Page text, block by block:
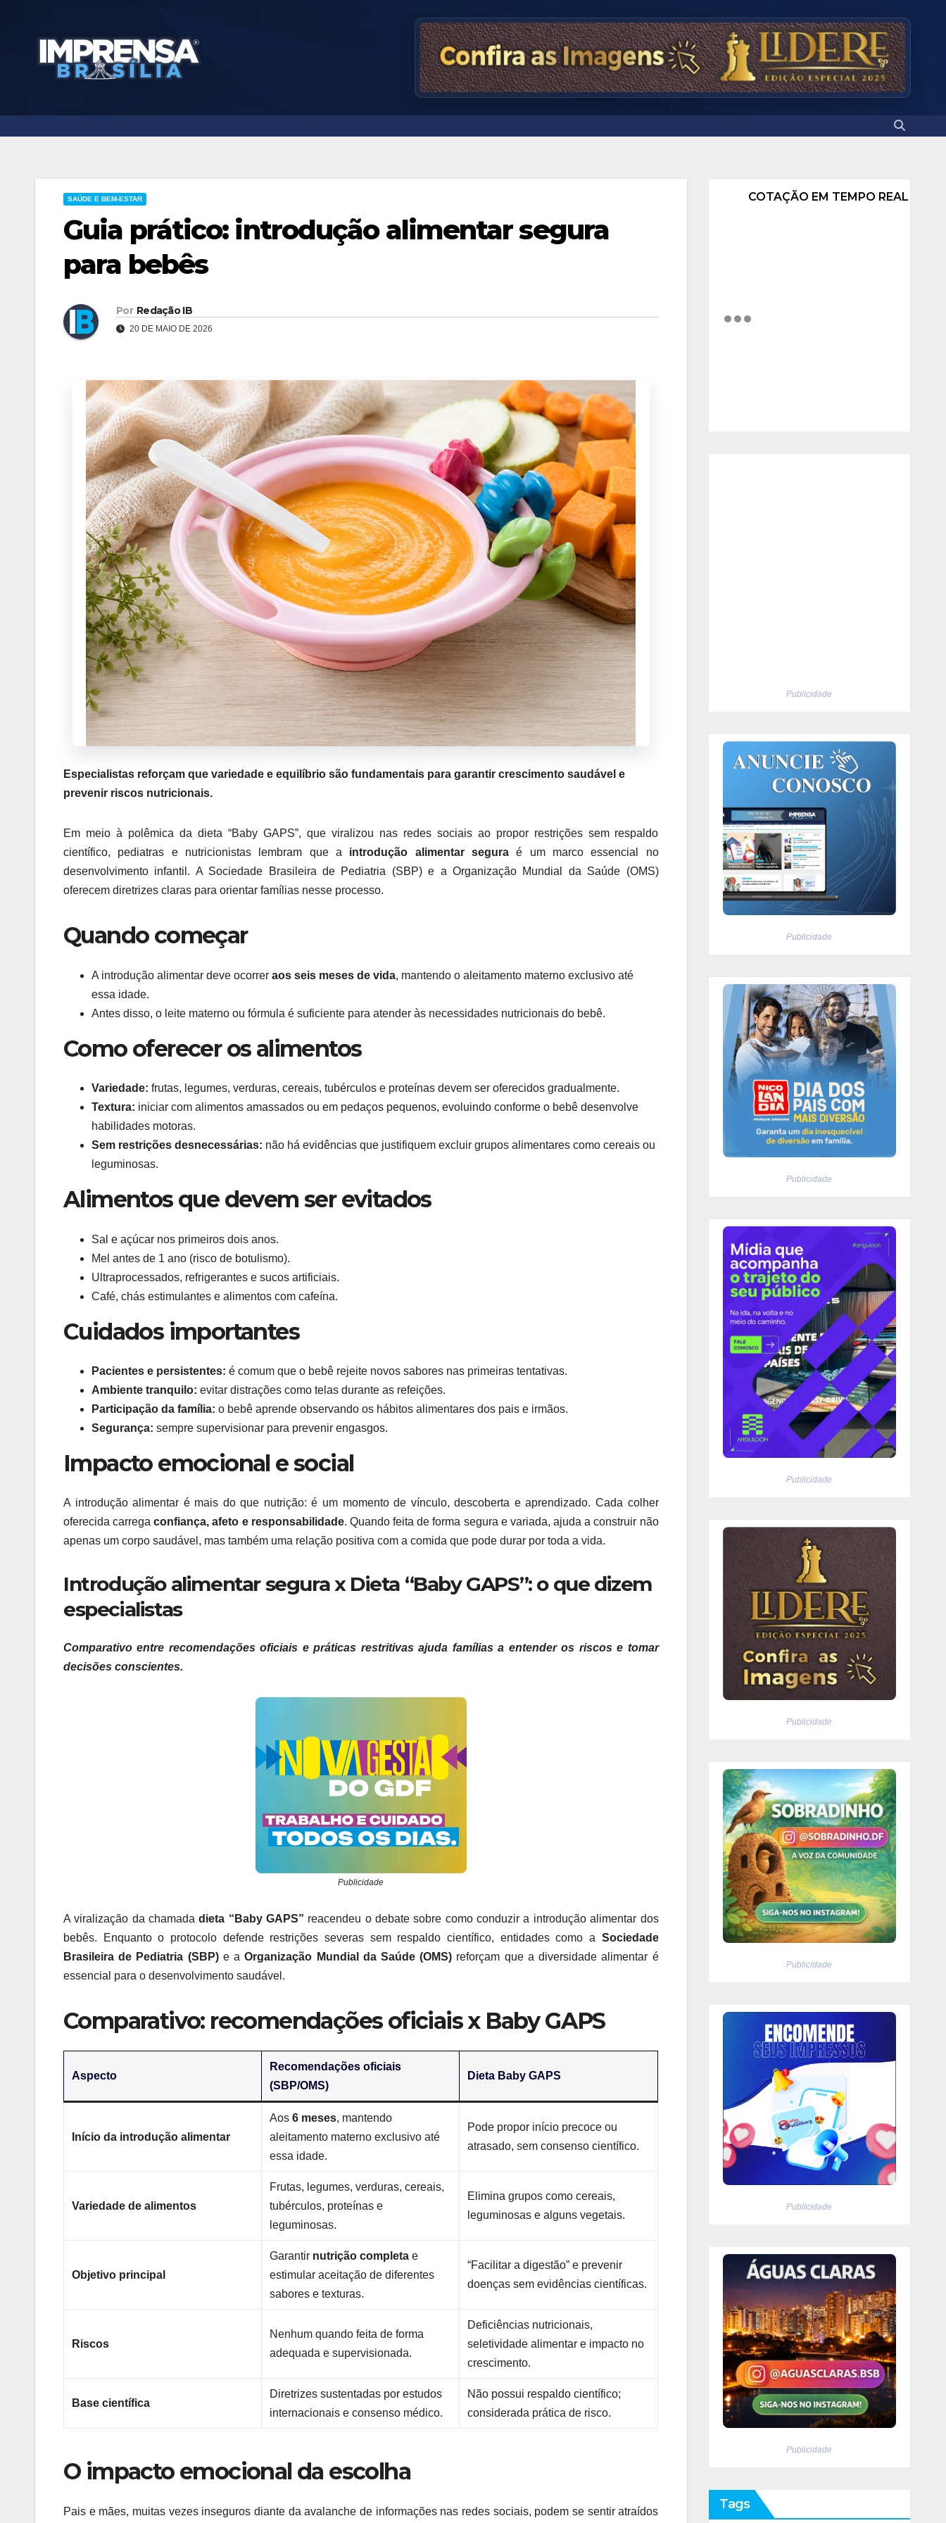
SAÚDE E BEM-ESTAR
Guia prático: introdução alimentar segura
para bebês
Por Redação IB
20 DE MAIO DE 2026
Especialistas reforçam que variedade e equilíbrio são fundamentais para garantir crescimento saudável e
prevenir riscos nutricionais.
Em meio à polêmica da dieta “Baby GAPS”, que viralizou nas redes sociais ao propor restrições sem respaldo
científico, pediatras e nutricionistas lembram que a introdução alimentar seguraé um marco essencial no
desenvolvimento infantil. A Sociedade Brasileira de Pediatria (SBP) e a Organização Mundial da Saúde (OMS)
oferecem diretrizes claras para orientar famílias nesse processo.
Quando começar
A introdução alimentar deve ocorrer aos seis meses de vida, mantendo o aleitamento materno exclusivo até
essa idade.
Antes disso, o leite materno ou fórmula é suficiente para atender às necessidades nutricionais do bebê.
Como oferecer os alimentos
Variedade: frutas, legumes, verduras, cereais, tubérculos e proteínas devem ser oferecidos gradualmente.
Textura: iniciar com alimentos amassados ou em pedaços pequenos, evoluindo conforme o bebê desenvolve
habilidades motoras.
Sem restrições desnecessárias: não há evidências que justifiquem excluir grupos alimentares como cereais ou
leguminosas.
Alimentos que devem ser evitados
Sal e açúcar nos primeiros dois anos.
Mel antes de 1 ano (risco de botulismo).
Ultraprocessados, refrigerantes e sucos artificiais.
Café, chás estimulantes e alimentos com cafeína.
Cuidados importantes
Pacientes e persistentes: é comum que o bebê rejeite novos sabores nas primeiras tentativas.
Ambiente tranquilo: evitar distrações como telas durante as refeições.
Participação da família: o bebê aprende observando os hábitos alimentares dos pais e irmãos.
Segurança: sempre supervisionar para prevenir engasgos.
Impacto emocional e social
A introdução alimentar é mais do que nutrição: é um momento de vínculo, descoberta e aprendizado. Cada colher
oferecida carregaconfiança, afeto e responsabilidade. Quando feita de forma segura e variada, ajuda a construir não
apenas um corpo saudável, mas também uma relação positiva com a comida que pode durar por toda a vida.
Introdução alimentar segura x Dieta “Baby GAPS”: o que dizem
especialistas
Comparativo entre recomendações oficiais e práticas restritivas ajuda famílias a entender os riscos e tomar
decisões conscientes.
Publicidade
A viralização da chamadadieta “Baby GAPS” reacendeu o debate sobre como conduzir a introdução alimentar dos
bebês. Enquanto o protocolo defende restrições severas sem respaldo científico, entidades como a Sociedade
Brasileira de Pediatria (SBP)e aOrganização Mundial da Saúde (OMS) reforçam que a diversidade alimentar é
essencial para o desenvolvimento saudável.
Comparativo: recomendações oficiais x Baby GAPS
Aspecto
Recomendações oficiais
(SBP/OMS)
Dieta Baby GAPS
Início da introdução alimentar
Aos6 meses, mantendo
aleitamento materno exclusivo até
essa idade.
Pode propor início precoce ou
atrasado, sem consenso científico.
Variedade de alimentos
Frutas, legumes, verduras, cereais,
tubérculos, proteínas e
leguminosas.
Elimina grupos como cereais,
leguminosas e alguns vegetais.
Objetivo principal
Garantir nutrição completa e
estimular aceitação de diferentes
sabores e texturas.
“Facilitar a digestão” e prevenir
doenças sem evidências científicas.
Riscos
Nenhum quando feita de forma
adequada e supervisionada.
Deficiências nutricionais,
seletividade alimentar e impacto no
crescimento.
Base científica
Diretrizes sustentadas por estudos
internacionais e consenso médico.
Não possui respaldo científico;
considerada prática de risco.
O impacto emocional da escolha
Pais e mães, muitas vezes inseguros diante da avalanche de informações nas redes sociais, podem se sentir atraídos
COTAÇÃO EM TEMPO REAL
Publicidade
Publicidade
Publicidade
Publicidade
Publicidade
Publicidade
Publicidade
Publicidade
Tags